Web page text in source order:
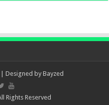
| Designed byBayzed
Rights Reserved